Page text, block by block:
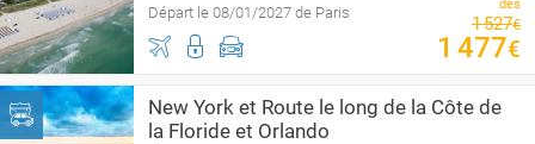
Départ le 08/01/2027 de Paris dès
1527€
1 477€
New York et Route le long de la Côte de
la Floride et Orlando